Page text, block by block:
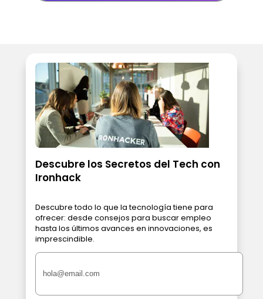
Descubre los Secretos del Tech con
Ironhack
Descubre todo lo que la tecnología tiene para
ofrecer: desde consejos para buscar empleo
hasta los últimos avances en innovaciones, es
imprescindible.